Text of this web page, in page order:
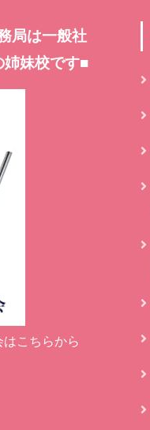
局は一般社
姉妹校です■
こちらから